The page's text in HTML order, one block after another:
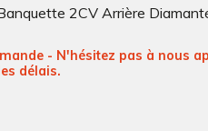
2CV Arrière
- N'hésitez pas à nous
délais.